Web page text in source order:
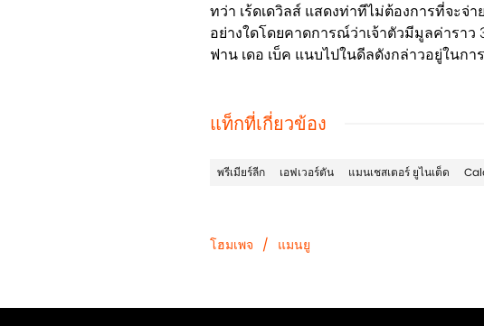
ทว่า เร้ดเดวิลส์ แสดงท่าทีไม่ต้องการที่จะจ่
อย่างใดโดยคาดการณ์ว่าเจ้าตัวมีมูลค่ารา
ฟาน เดอ เบ็ค แนบไปในดีลดังกล่าวอยู่ในก
แท็กที่เกี่ยวข้อง
พรีเมียร์ลีก เอฟเวอร์ตัน แมนเชสเตอร์ ยูไนเต็ด
โฮมเพจ / แมนยู